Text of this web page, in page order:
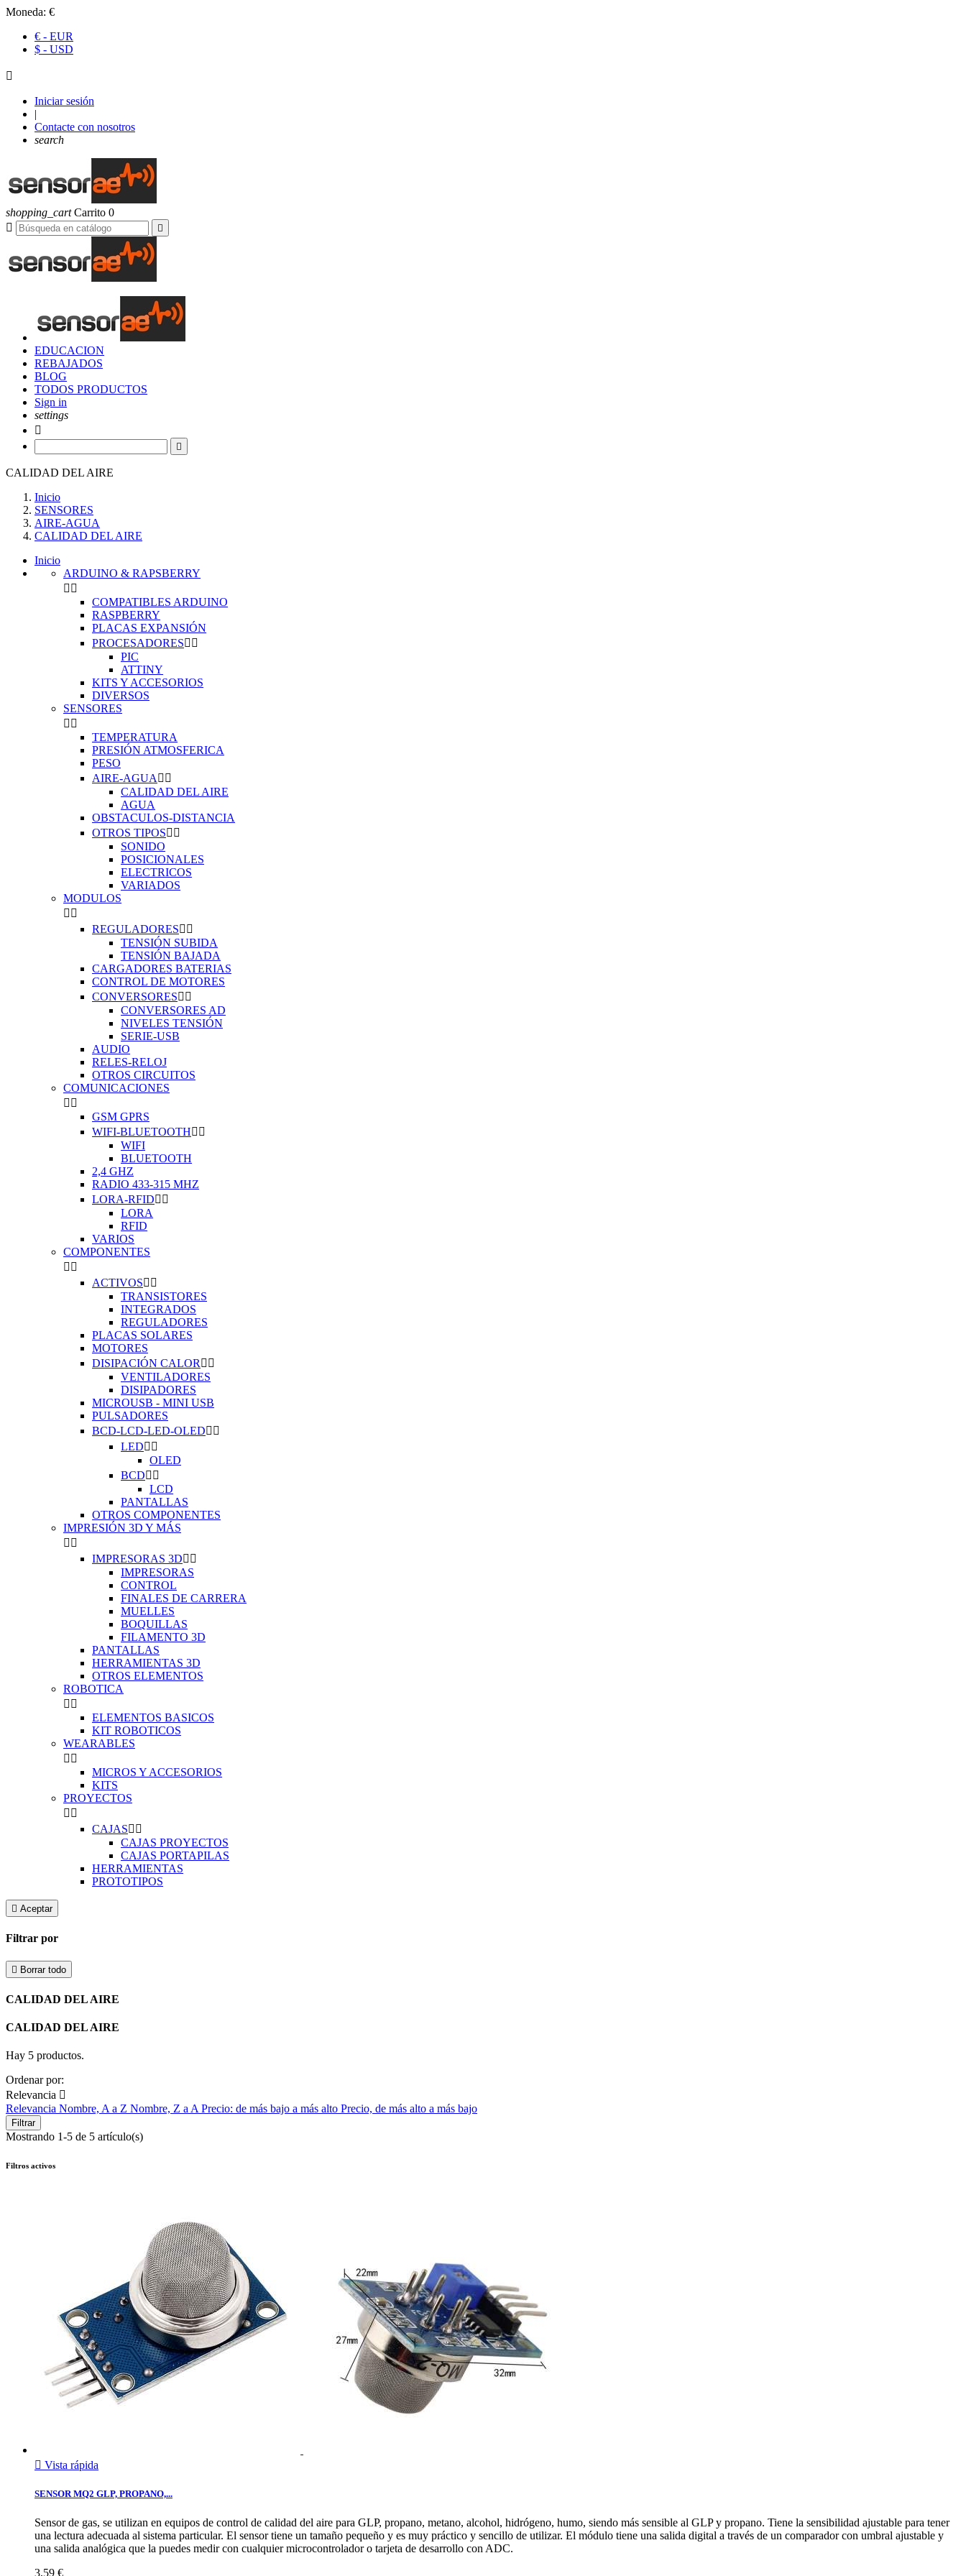
Moneda: €
€ - EUR
$ - USD

Iniciar sesión
|
Contacte con nosotros
search
shopping_cart Carrito 0


EDUCACION
REBAJADOS
BLOG
TODOS PRODUCTOS
Sign in
settings


CALIDAD DEL AIRE
Inicio
SENSORES
AIRE-AGUA
CALIDAD DEL AIRE
Inicio
ARDUINO & RAPSBERRY
 
COMPATIBLES ARDUINO
RASPBERRY
PLACAS EXPANSIÓN
PROCESADORES 
PIC
ATTINY
KITS Y ACCESORIOS
DIVERSOS
SENSORES
 
TEMPERATURA
PRESIÓN ATMOSFERICA
PESO
AIRE-AGUA  
CALIDAD DEL AIRE
AGUA
OBSTACULOS-DISTANCIA
OTROS TIPOS 
SONIDO
POSICIONALES
ELECTRICOS
VARIADOS
MODULOS
 
REGULADORES 
TENSIÓN SUBIDA
TENSIÓN BAJADA
CARGADORES BATERIAS
CONTROL DE MOTORES
CONVERSORES 
CONVERSORES AD
NIVELES TENSIÓN
SERIE-USB
AUDIO
RELES-RELOJ
OTROS CIRCUITOS
COMUNICACIONES
 
GSM GPRS
WIFI-BLUETOOTH 
WIFI
BLUETOOTH
2,4 GHZ
RADIO 433-315 MHZ
LORA-RFID 
LORA
RFID
VARIOS
COMPONENTES
 
ACTIVOS 
TRANSISTORES
INTEGRADOS
REGULADORES
PLACAS SOLARES
MOTORES
DISIPACIÓN CALOR  
VENTILADORES
DISIPADORES
MICROUSB - MINI USB
PULSADORES
BCD-LCD-LED-OLED 
LED 
OLED
BCD 
LCD
PANTALLAS
OTROS COMPONENTES
IMPRESIÓN 3D Y MÁS
 
IMPRESORAS 3D 
IMPRESORAS
CONTROL
FINALES DE CARRERA
MUELLES
BOQUILLAS
FILAMENTO 3D
PANTALLAS
HERRAMIENTAS 3D
OTROS ELEMENTOS
ROBOTICA
 
ELEMENTOS BASICOS
KIT ROBOTICOS
WEARABLES
 
MICROS Y ACCESORIOS
KITS
PROYECTOS
 
CAJAS 
CAJAS PROYECTOS
CAJAS PORTAPILAS
HERRAMIENTAS
PROTOTIPOS
 Aceptar
Filtrar por
 Borrar todo
CALIDAD DEL AIRE
CALIDAD DEL AIRE
Hay 5 productos.
Ordenar por:
Relevancia 
Relevancia Nombre, A a Z Nombre, Z a A Precio: de más bajo a más alto Precio, de más alto a más bajo
Filtrar
Mostrando 1-5 de 5 artículo(s)
Filtros activos
 Vista rápida
SENSOR MQ2 GLP, PROPANO,...
Sensor de gas, se utilizan en equipos de control de calidad del aire para GLP, propano, metano, alcohol, hidrógeno, humo, siendo más sensible al GLP y propano. Tiene la sensibilidad ajustable para tener
una lectura adecuada al sistema particular. El sensor tiene un tamaño pequeño y es muy práctico y sencillo de utilizar. El módulo tiene una salida digital a través de un comparador con umbral ajustable y
una salida analógica que la puedes medir con cualquier microcontrolador o tarjeta de desarrollo con ADC.
3,59 €